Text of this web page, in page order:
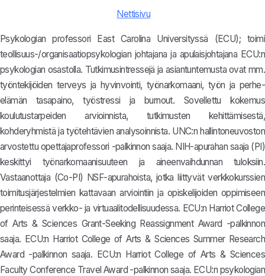
Nettisivu
Psykologian professori East Carolina Universityssä (ECU); toimi
teollisuus-/organisaatiopsykologian johtajana ja apulaisjohtajana ECU:n
psykologian osastolla. Tutkimusintressejä ja asiantuntemusta ovat mm.
työntekijöiden terveys ja hyvinvointi, työnarkomaani, työn ja perhe-
elämän tasapaino, työstressi ja burnout. Sovellettu kokemus
koulutustarpeiden arvioinnista, tutkimusten kehittämisestä,
kohderyhmistä ja työtehtävien analysoinnista. UNC:n hallintoneuvoston
arvostettu opettajaprofessori -palkinnon saaja. NIH-apurahan saaja (PI)
keskittyi työnarkomaanisuuteen ja aineenvaihdunnan tuloksiin.
Vastaanottaja (Co-PI) NSF-apurahoista, jotka liittyvät verkkokurssien
toimitusjärjestelmien kattavaan arviointiin ja opiskelijoiden oppimiseen
perinteisessä verkko- ja virtuaalitodellisuudessa. ECU:n Harriot College
of Arts & Sciences Grant-Seeking Reassignment Award -palkinnon
saaja. ECU:n Harriot College of Arts & Sciences Summer Research
Award -palkinnon saaja. ECU:n Harriot College of Arts & Sciences
Faculty Conference Travel Award -palkinnon saaja. ECU:n psykologian